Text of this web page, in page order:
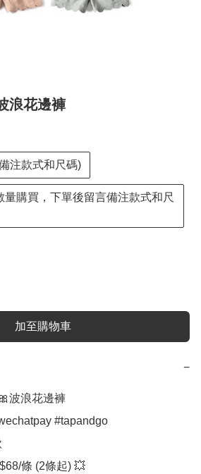
浪花邊褲
注款式和尺碼)
量購買，下單後留言備注款式和尺
加至購物車
−
波浪花邊褲
#tapandgo
條 (2條起) 💥